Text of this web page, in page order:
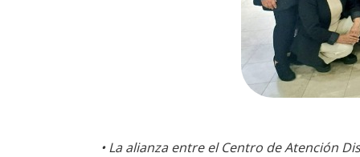
• La alianza entre el Centro de Atención